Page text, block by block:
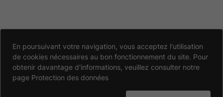
Localisation
et
informations
Accessibilité
Partiellement conforme
Données personnelles
Mentions légales
En poursuivant votre navigation, vous acceptez l'utilisation
de cookies nécessaires au bon fonctionnement du site. Pour
obtenir davantage d'informations, veuillez consulter notre
page Protection des données